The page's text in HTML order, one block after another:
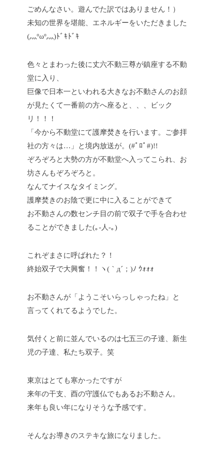
ごめんなさい。遊んでた訳ではありません！）
未知の世界を堪能、エネルギーをいただきました
(灬ºωº灬)ﾄﾞｷﾄﾞｷ
色々とまわった後に丈六不動三尊が鎮座する不動
堂に入り、
巨像で日本一といわれる大きなお不動さんのお顔
が見たくて一番前の方へ座ると、、、ビック
リ！！！
「今から不動堂にて護摩焚きを行います。ご参拝
社の方々は…」と境内放送が。(#ﾟﾛﾟ#)!!
ぞろぞろと大勢の方が不動堂へ入ってこられ、お
坊さんもぞろぞろと。
なんてナイスなタイミング。
護摩焚きのお陰で更に中に入ることができて
お不動さんの数センチ目の前で双子で手を合わせ
ることができました(｡-人-｡)
これぞまさに呼ばれた？！
終始双子で大興奮！！ヽ(｀д´；)ﾉ ｳｫｫｫ
お不動さんが「ようこそいらっしゃったね」と
言ってくれてるようでした。
気付くと前に並んでいるのは七五三の子達、新生
児の子達、私たち双子。笑
東京はとても寒かったですが
来年の干支、酉の守護仏でもあるお不動さん。
来年も良い年になりそうな予感です。
そんなお導きのステキな旅になりました。